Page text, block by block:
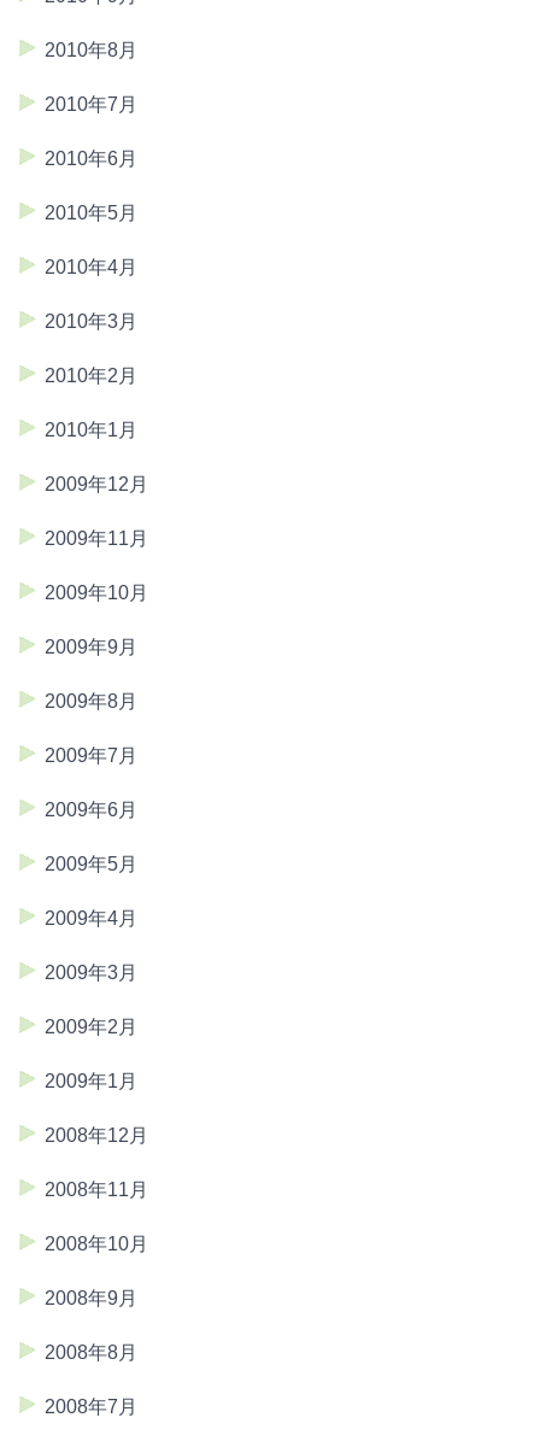
2010年8月
2010年7月
2010年6月
2010年5月
2010年4月
2010年3月
2010年2月
2010年1月
2009年12月
2009年11月
2009年10月
2009年9月
2009年8月
2009年7月
2009年6月
2009年5月
2009年4月
2009年3月
2009年2月
2009年1月
2008年12月
2008年11月
2008年10月
2008年9月
2008年8月
2008年7月